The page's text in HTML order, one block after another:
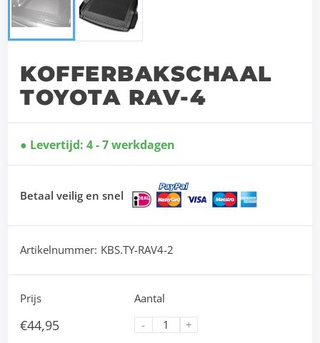
KOFFERBAKSCHAAL
TOYOTA RAV-4
Levertijd: 4 - 7 werkdagen
Betaal veilig en snel
Artikelnummer: KBS.TY-RAV4-2
Prijs
€44,95
Aantal
-
+